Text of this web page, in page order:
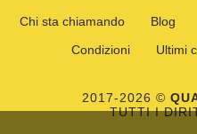
Chi sta chiamando Blog
Condizioni
Ultimi
2017-2026 ©
TUTTI I